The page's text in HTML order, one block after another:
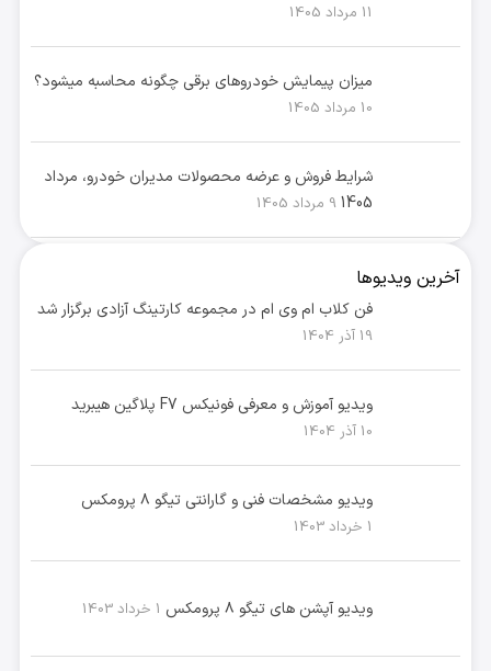
11 مرداد 1405
میزان پیمایش خودروهای برقی چگونه محاسبه میشود؟
10 مرداد 1405
شرایط فروش و عرضه محصولات مدیران خودرو، مرداد
1405 9 مرداد 1405
آخرین ویدیوها
فن کلاب ام وی ام در مجموعه کارتینگ آزادی برگزار شد
19 آذر 1404
ویدیو آموزش و معرفی فونیکس F7 پلاگین هیبرید
10 آذر 1404
ویدیو مشخصات فنی و گارانتی تیگو ۸ پرومکس
1 خرداد 1403
ویدیو آپشن های تیگو ۸ پرومکس 1 خرداد 1403